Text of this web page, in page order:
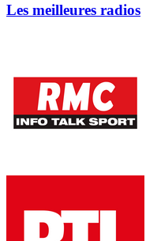
Les meilleures radios